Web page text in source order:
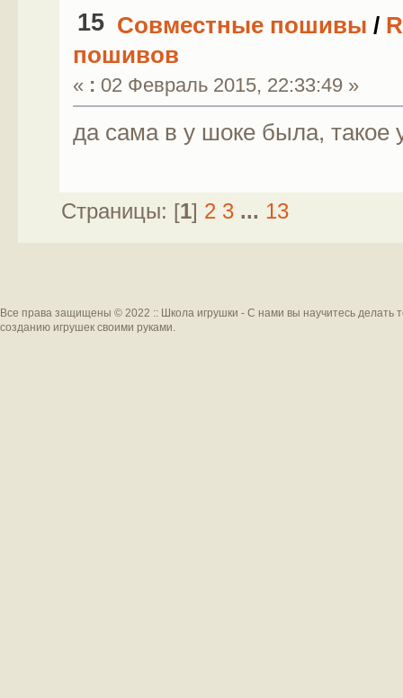
15 Совместные пошивы /
пошивов
« : 02 Февраль 2015, 22:33:49 »
да сама в у шоке была, такое
Страницы: [1] 2 3 ... 13
Все права защищены © 2022 :: Школа игрушки - С нами вы научитесь делать
созданию игрушек своими руками.